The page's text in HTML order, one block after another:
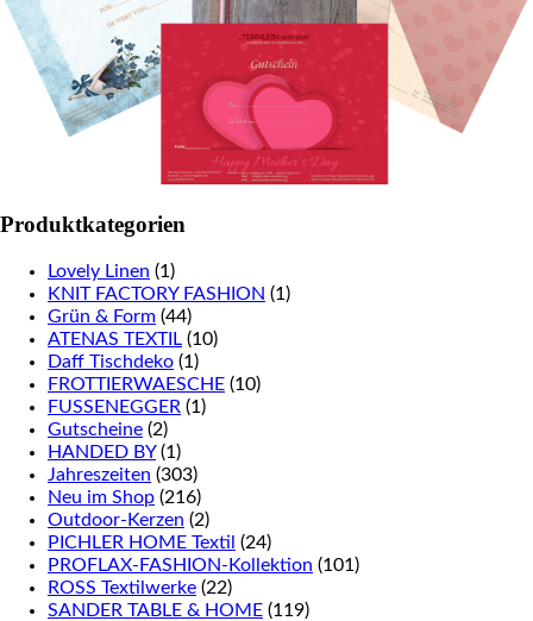
Produktkategorien
Lovely Linen (1)
KNIT FACTORY FASHION (1)
Grün & Form (44)
ATENAS TEXTIL (10)
Daff Tischdeko (1)
FROTTIERWAESCHE (10)
FUSSENEGGER (1)
Gutscheine (2)
HANDED BY (1)
Jahreszeiten (303)
Neu im Shop (216)
Outdoor-Kerzen (2)
PICHLER HOME Textil (24)
PROFLAX-FASHION-Kollektion (101)
ROSS Textilwerke (22)
SANDER TABLE & HOME (119)